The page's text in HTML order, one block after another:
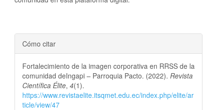
Detalles
del
artículo
Cómo citar
Fortalecimiento de la imagen corporativa en RRSS de la
comunidad deIngapi – Parroquia Pacto. (2022). Revista
Científica Élite, 4(1).
https://www.revistaelite.itsqmet.edu.ec/index.php/elite/ar
ticle/view/47